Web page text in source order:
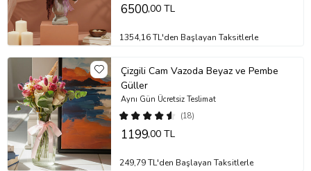
6500,00 TL
1354,16 TL'den Başlayan Taksitlerle
Çizgili Cam Vazoda Beyaz ve Pembe
Güller
(18)
Aynı Gün Ücretsiz Teslimat
1199,00 TL
249,79 TL'den Başlayan Taksitlerle